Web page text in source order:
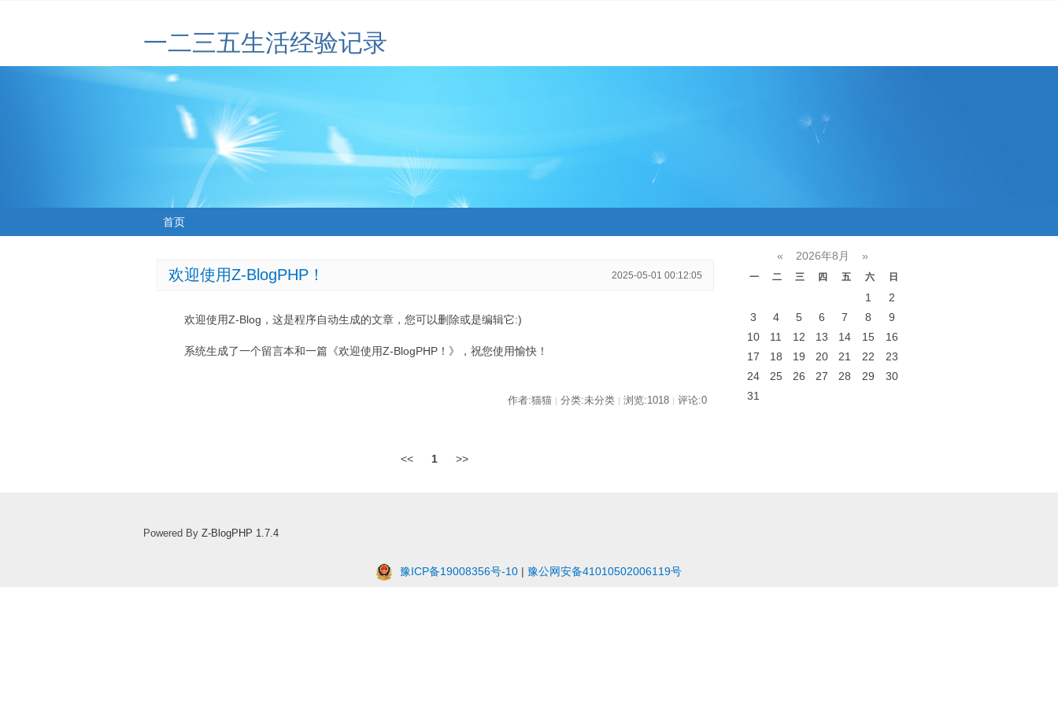
一二三五生活经验记录
首页
欢迎使用Z-BlogPHP！ 2025-05-01 00:12:05
欢迎使用Z-Blog，这是程序自动生成的文章，您可以删除或是编辑它:)
系统生成了一个留言本和一篇《欢迎使用Z-BlogPHP！》，祝您使用愉快！
作者:猫猫 | 分类:未分类 | 浏览:1018 | 评论:0
<< 1 >>
« 2026年8月 »
一 二 三 四 五 六 日
1
2
3
4 5 6 7 8
9
10
11 12 13 14 15
16
17
18 19 20 21 22
23
24
25 26 27 28 29
30
31
Powered By Z-BlogPHP 1.7.4
豫ICP备19008356号-10 | 豫公网安备41010502006119号